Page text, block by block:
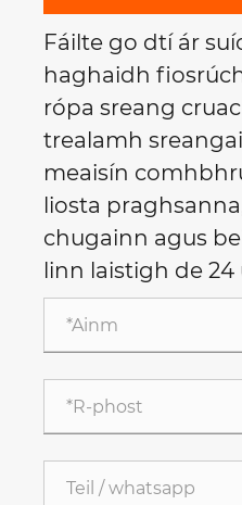
Fáilte go dtí ár
haghaidh
rópa sreang
trealamh
meaisín
liosta
chugainn agus
linn laistigh de 24